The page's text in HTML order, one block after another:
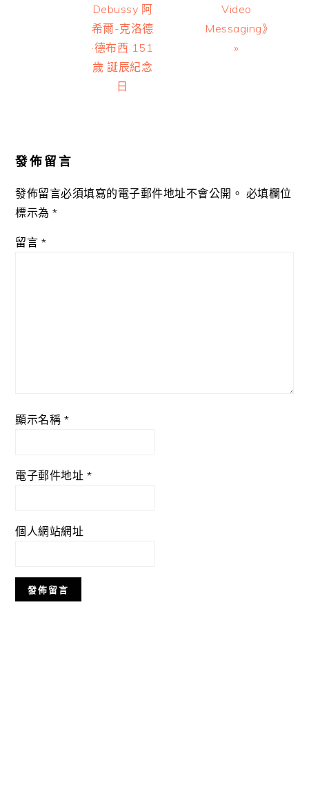
Debussy 阿
希爾-克洛德
·德布西 151
歲 誕辰紀念
日
Video
Messaging》
»
發佈留言
發佈留言必須填寫的電子郵件地址不會公開。 必填欄位
標示為*
留言 *
顯示名稱 *
電子郵件地址 *
個人網站網址